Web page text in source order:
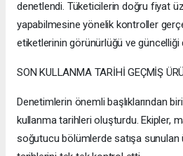
denetlendi. Tüketicilerin doğru fiyat
yapabilmesine yönelik kontroller
etiketlerinin görünürlüğü ve güncelliği
SON KULLANMA TARİHİ GEÇMİŞ
Denetimlerin önemli başlıklarından
kullanma tarihleri oluşturdu. Ekipler,
soğutucu bölümlerde satışa